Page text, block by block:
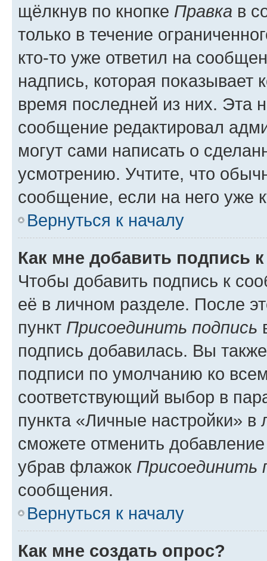
щёлкнув по кнопке Правка в
только в течение
кто-то уже ответил на
надпись, которая показывает
время последней из них. Эта
сообщение редактировал
могут сами написать о
усмотрению. Учтите, что
сообщение, если на него уже
Вернуться к началу
Как мне добавить подпись
Чтобы добавить подпись к
её в личном разделе. После
пункт Присоединить подпись
подпись добавилась. Вы
подписи по умолчанию ко
соответствующий выбор в
пункта «Личные настройки»
сможете отменить
убрав флажок Присоединить
сообщения.
Вернуться к началу
Как мне создать опрос?